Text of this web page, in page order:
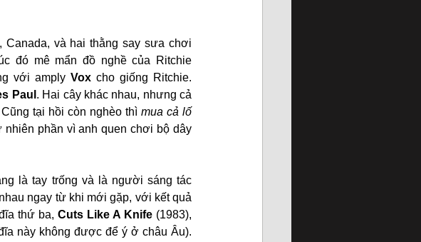
và hai thằng say sưa chơi
đó mê mẩn đồ nghề của Ritchie
với amply Vox cho giống Ritchie.
Paul . Hai cây khác nhau, nhưng cả
tại hồi còn nghèo thì mua cả lố
là tay trống và là người sáng tác
ngay từ khi mới gặp, với kết quả
thứ ba, Cuts Like A Knife (1983),
này không được để ý ở châu Âu).